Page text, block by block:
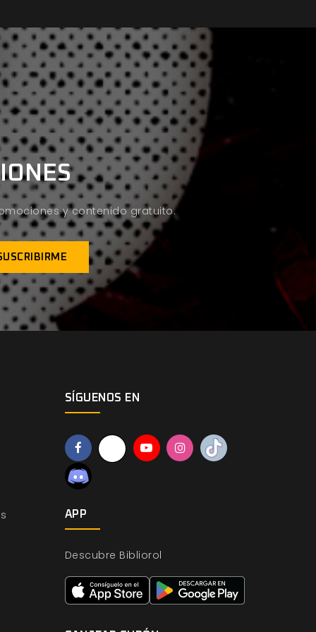
y contenido gratuito.
SÍGUENOS EN
APP
Descubre Bibliorol